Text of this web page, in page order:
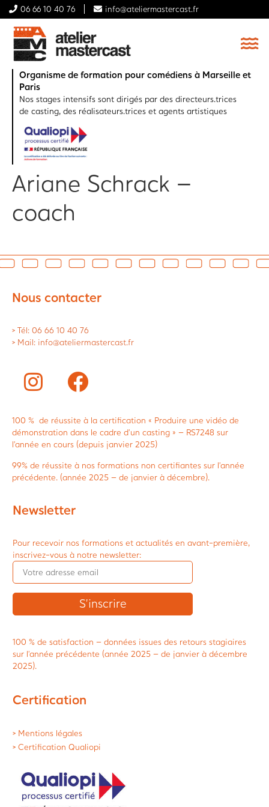
06 66 10 40 76 info@ateliermastercast.fr
Organisme de formation pour comédiens à Marseille et
Paris
Nos stages intensifs sont dirigés par des directeurs.trices
de casting, des réalisateurs.trices et agents artistiques
Ariane Schrack –
coach
Nous contacter
> Tél: 06 66 10 40 76
> Mail: info@ateliermastercast.fr
100 % de réussite à la certification « Produire une vidéo de
démonstration dans le cadre d’un casting » – RS7248 sur
l’année en cours (depuis janvier 2025)
99% de réussite à nos formations non certifiantes sur l’année
précédente. (année 2025 – de janvier à décembre).
Newsletter
Pour recevoir nos formations et actualités en avant-première,
inscrivez-vous à notre newsletter:
100 % de satisfaction – données issues des retours stagiaires
sur l’année précédente (année 2025 – de janvier à décembre
2025).
Certification
> Mentions légales
> Certification Qualiopi